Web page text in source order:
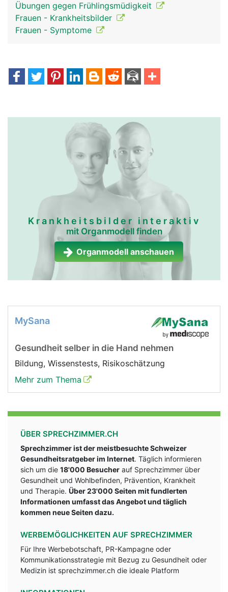
Übungen gegen Frühlingsmüdigkeit
Frauen - Krankheitsbilder
Frauen - Symptome
Krankheitsbilder interaktiv
mit Organmodell finden
Organmodell anschauen
MySana
Gesundheit selber in die Hand nehmen
Bildung, Wissenstests, Risikoschätzung
Mehr zum Thema
ÜBER SPRECHZIMMER.CH
Sprechzimmer ist der meistbesuchte Schweizer
Gesundheitsratgeber im Internet. Täglich informieren
sich um die 18'000 Besucher auf Sprechzimmer über
Gesundheit und Wohlbefinden, Prävention, Krankheit
und Therapie. Über 23'000 Seiten mit fundlerten
Informationen umfasst das Angebot und täglich
kommen neue Seiten dazu.
WERBEMÖGLICHKEITEN AUF SPRECHZIMMER
Für Ihre Werbebotschaft, PR-Kampagne oder
Kommunikationsstrategie mit Bezug zu Gesundheit oder
Medizin ist sprechzimmer.ch die ideale Platform